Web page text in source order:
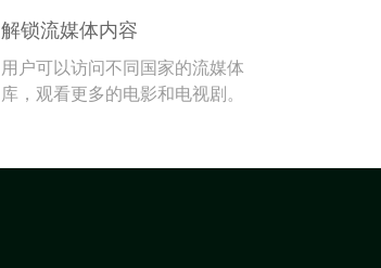
解锁流媒体内容
用户可以访问不同国家的流媒体
库，观看更多的电影和电视剧。